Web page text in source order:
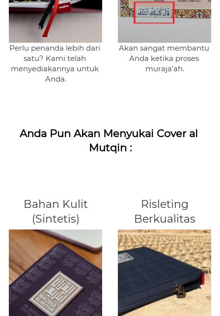
Perlu penanda lebih dari
satu? Kami telah
menyediakannya untuk
Anda.
Akan sangat membantu
Anda ketika proses
muraja'ah.
Anda Pun Akan Menyukai Cover al
Mutqin :
Bahan Kulit
(Sintetis)
Risleting
Berkualitas